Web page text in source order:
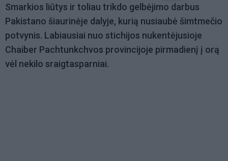
Smarkios liūtys ir toliau trikdo gelbėjimo darbus
Pakistano šiaurinėje dalyje, kurią nusiaubė šimtmečio
potvynis. Labiausiai nuo stichijos nukentėjusioje
Chaiber Pachtunkchvos provincijoje pirmadienį į orą
vėl nekilo sraigtasparniai.